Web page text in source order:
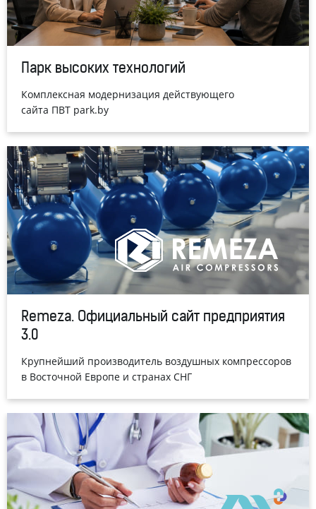
Парк высоких технологий
Комплексная модернизация действующего
сайта ПВТ park.by
Remeza. Официальный сайт предприятия
3.0
Крупнейший производитель воздушных компрессоров
в Восточной Европе и странах СНГ